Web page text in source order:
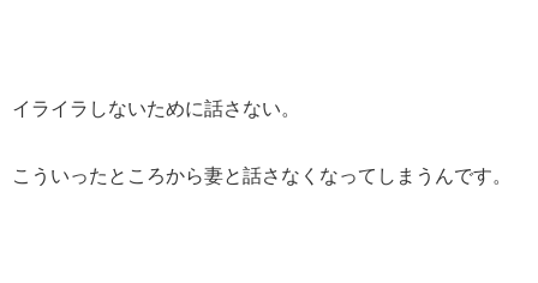
イライラしないために話さない。
こういったところから妻と話さなくなってしまうんです。